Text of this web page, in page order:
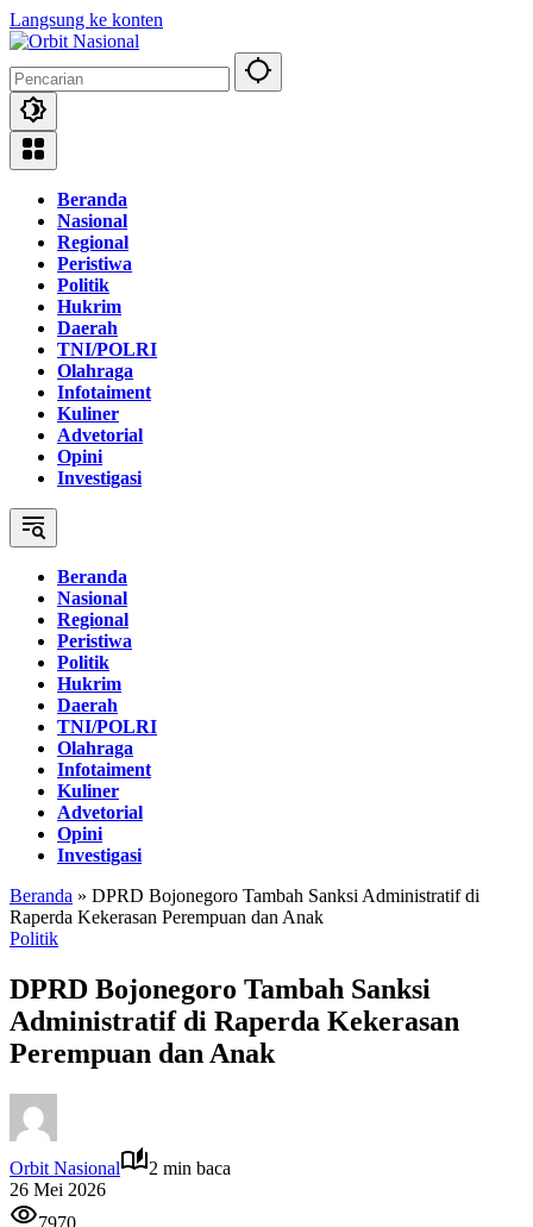
Langsung ke konten
Beranda
Nasional
Regional
Peristiwa
Politik
Hukrim
Daerah
TNI/POLRI
Olahraga
Infotaiment
Kuliner
Advetorial
Opini
Investigasi
Beranda
Nasional
Regional
Peristiwa
Politik
Hukrim
Daerah
TNI/POLRI
Olahraga
Infotaiment
Kuliner
Advetorial
Opini
Investigasi
Beranda » DPRD Bojonegoro Tambah Sanksi Administratif di
Raperda Kekerasan Perempuan dan Anak
Politik
DPRD Bojonegoro Tambah Sanksi
Administratif di Raperda Kekerasan
Perempuan dan Anak
Orbit Nasional
2 min baca
26 Mei 2026
7970